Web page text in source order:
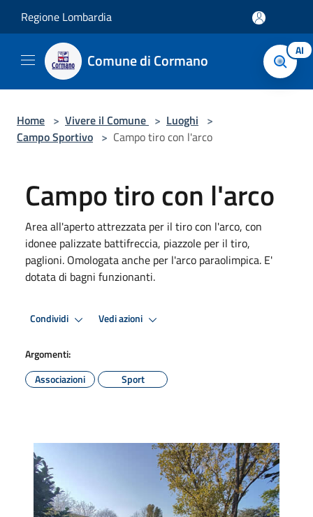
Regione Lombardia
Comune di Cormano AI
Home > Vivere il Comune > Luoghi >
Campo Sportivo > Campo tiro con l'arco
Campo tiro con l'arco
Area all'aperto attrezzata per il tiro con l'arco, con
idonee palizzate battifreccia, piazzole per il tiro,
paglioni. Omologata anche per l'arco paraolimpica. E'
dotata di bagni funzionanti.
Condividi Vedi azioni
Argomenti:
Associazioni
Sport